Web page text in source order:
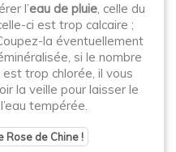
l’eau de pluie, celle du
ci est trop calcaire ;
la éventuellement
si le nombre
trop chlorée, il vous
la veille pour laisser le
tempérée.
Rose de Chine !